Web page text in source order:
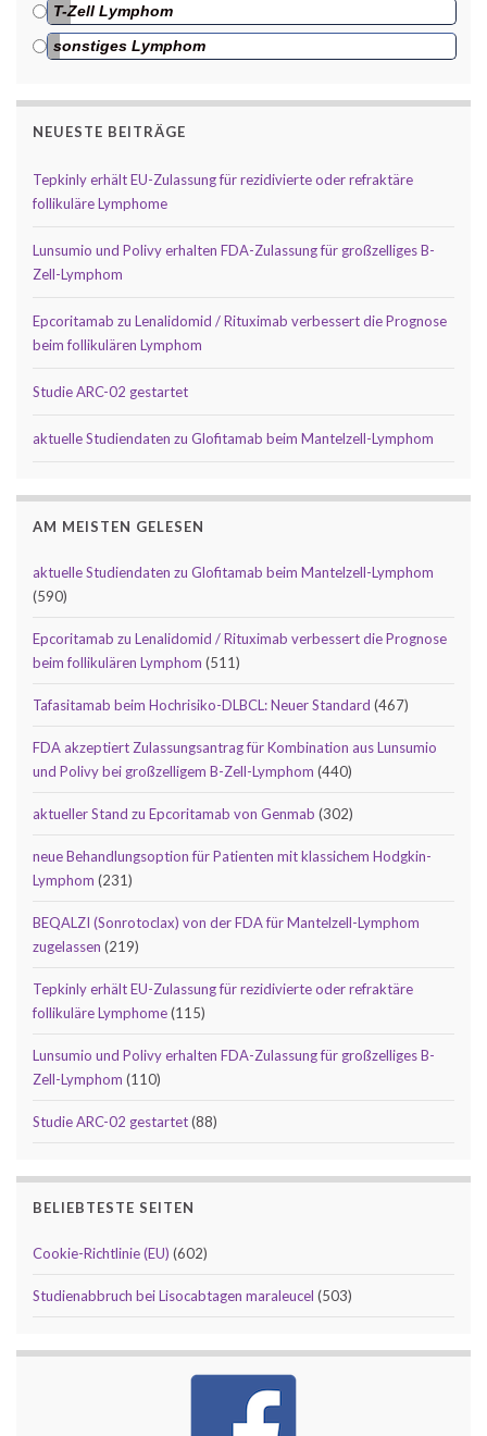
T-Zell Lymphom
sonstiges Lymphom
NEUESTE BEITRÄGE
Tepkinly erhält EU-Zulassung für rezidivierte oder refraktäre
follikuläre Lymphome
Lunsumio und Polivy erhalten FDA-Zulassung für großzelliges B-
Zell-Lymphom
Epcoritamab zu Lenalidomid / Rituximab verbessert die Prognose
beim follikulären Lymphom
Studie ARC-02 gestartet
aktuelle Studiendaten zu Glofitamab beim Mantelzell-Lymphom
AM MEISTEN GELESEN
aktuelle Studiendaten zu Glofitamab beim Mantelzell-Lymphom
(590)
Epcoritamab zu Lenalidomid / Rituximab verbessert die Prognose
beim follikulären Lymphom (511)
Tafasitamab beim Hochrisiko-DLBCL: Neuer Standard (467)
FDA akzeptiert Zulassungsantrag für Kombination aus Lunsumio
und Polivy bei großzelligem B-Zell-Lymphom (440)
aktueller Stand zu Epcoritamab von Genmab (302)
neue Behandlungsoption für Patienten mit klassichem Hodgkin-
Lymphom (231)
BEQALZI (Sonrotoclax) von der FDA für Mantelzell-Lymphom
zugelassen (219)
Tepkinly erhält EU-Zulassung für rezidivierte oder refraktäre
follikuläre Lymphome(115)
Lunsumio und Polivy erhalten FDA-Zulassung für großzelliges B-
Zell-Lymphom (110)
Studie ARC-02 gestartet(88)
BELIEBTESTE SEITEN
Cookie-Richtlinie (EU) (602)
Studienabbruch bei Lisocabtagen maraleucel (503)